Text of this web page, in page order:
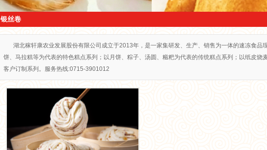
煎饺
粗粮松糕
银丝卷
小笼包
银丝卷
湖北稼轩康农业发展股份有限公司成立于2013年，是一家集研发、生产、销售为一体的速冻食品
饼、马拉糕等为代表的特色糕点系列；以月饼、粽子、汤圆、糍粑为代表的传统糕点系列；以纸皮
客户订制系列。服务热线:0715-3901012